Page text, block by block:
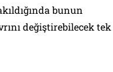
bunun
değiştirebilecek tek